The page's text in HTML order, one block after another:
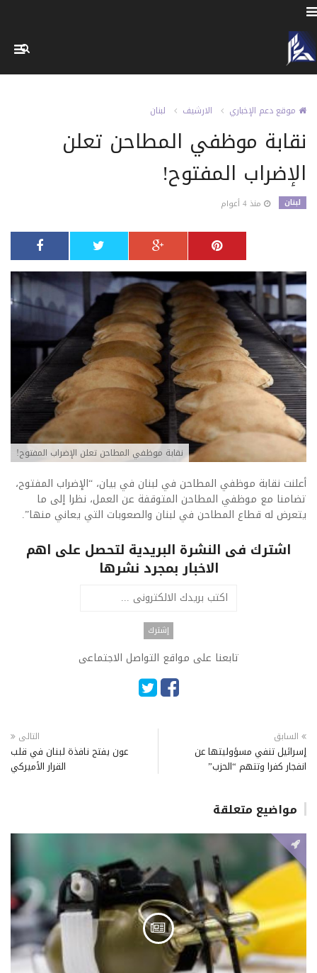
موقع دعم الإخباري الارشيف لبنان
نقابة موظفي المطاحن تعلن
الإضراب المفتوح!
لبنان منذ 4 أعوام
نقابة موظفي المطاحن تعلن الإضراب المفتوح!
أعلنت نقابة موظفي المطاحن في لبنان في بيان، “الإضراب المفتوح،
تضامنا مع موظفي المطاحن المتوقفة عن العمل، نظرا إلى ما
يتعرض له قطاع المطاحن في لبنان والصعوبات التي يعاني منها”.
اشترك فى النشرة البريدية لتحصل على اهم
الاخبار بمجرد نشرها
تابعنا على مواقع التواصل الاجتماعى
السابق
إسرائيل تنفي مسؤوليتها عن
انفجار كفرا وتتهم “الحزب”
التالى
عون يفتح نافذة لبنان في قلب
القرار الأميركي
مواضيع متعلقة